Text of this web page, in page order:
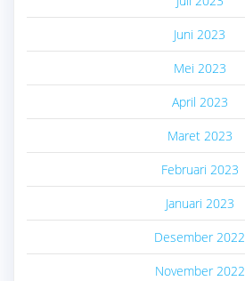
Juni 2023
Mei 2023
April 2023
Maret 2023
Februari 2023
Januari 2023
Desember 2022
November 2022